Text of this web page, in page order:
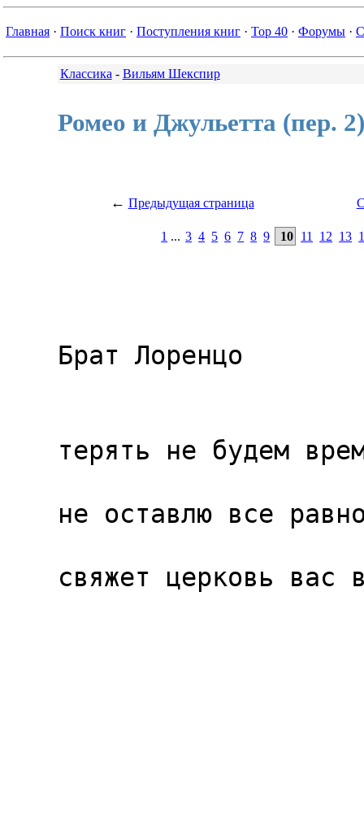
Главная · Поиск книг · Поступления книг · Top 40 · Форумы ·
Классика - Вильям Шекспир
Ромео и Джульетта (пер. 2)
← Предыдущая страница
1 ... 3 4 5 6 7 8 9 10 11 12 13